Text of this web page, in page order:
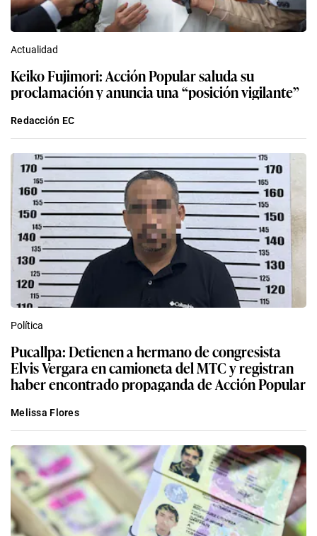
Actualidad
Keiko Fujimori: Acción Popular saluda su
proclamación y anuncia una “posición vigilante”
Redacción EC
Política
Pucallpa: Detienen a hermano de congresista
Elvis Vergara en camioneta del MTC y registran
haber encontrado propaganda de Acción Popular
Melissa Flores